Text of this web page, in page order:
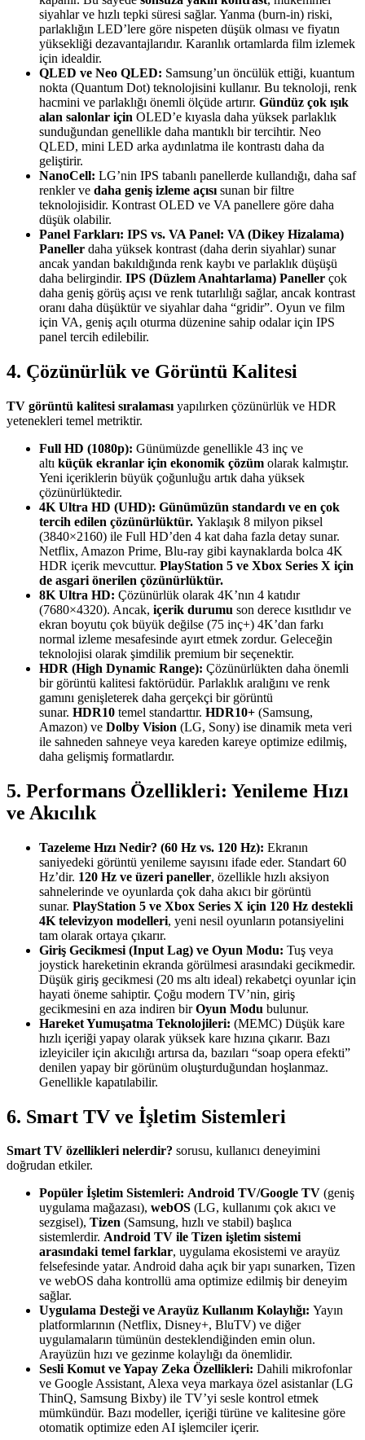
siyahlar ve hızlı tepki süresi sağlar. Yanma (burn-in) riski,
parlaklığın LED’lere göre nispeten düşük olması ve fiyatın
yüksekliği dezavantajlarıdır. Karanlık ortamlarda film izlemek
için idealdir.
QLED ve Neo QLED: Samsung’un öncülük ettiği, kuantum
nokta (Quantum Dot) teknolojisini kullanır. Bu teknoloji, renk
hacmini ve parlaklığı önemli ölçüde artırır. Gündüz çok ışık
alan salonlar için OLED’e kıyasla daha yüksek parlaklık
sunduğundan genellikle daha mantıklı bir tercihtir. Neo
QLED, mini LED arka aydınlatma ile kontrastı daha da
geliştirir.
NanoCell: LG’nin IPS tabanlı panellerde kullandığı, daha saf
renkler ve daha geniş izleme açısı sunan bir filtre
teknolojisidir. Kontrast OLED ve VA panellere göre daha
düşük olabilir.
Panel Farkları: IPS vs. VA Panel: VA (Dikey Hizalama)
Paneller daha yüksek kontrast (daha derin siyahlar) sunar
ancak yandan bakıldığında renk kaybı ve parlaklık düşüşü
daha belirgindir. IPS (Düzlem Anahtarlama) Paneller çok
daha geniş görüş açısı ve renk tutarlılığı sağlar, ancak kontrast
oranı daha düşüktür ve siyahlar daha “gridir”. Oyun ve film
için VA, geniş açılı oturma düzenine sahip odalar için IPS
panel tercih edilebilir.
4. Çözünürlük ve Görüntü Kalitesi
TV görüntü kalitesi sıralaması yapılırken çözünürlük ve HDR
yetenekleri temel metriktir.
Full HD (1080p): Günümüzde genellikle 43 inç ve
altı küçük ekranlar için ekonomik çözüm olarak kalmıştır.
Yeni içeriklerin büyük çoğunluğu artık daha yüksek
çözünürlüktedir.
4K Ultra HD (UHD): Günümüzün standardı ve en çok
tercih edilen çözünürlüktür. Yaklaşık 8 milyon piksel
(3840×2160) ile Full HD’den 4 kat daha fazla detay sunar.
Netflix, Amazon Prime, Blu-ray gibi kaynaklarda bolca 4K
HDR içerik mevcuttur. PlayStation 5 ve Xbox Series X için
de asgari önerilen çözünürlüktür.
8K Ultra HD: Çözünürlük olarak 4K’nın 4 katıdır
(7680×4320). Ancak, içerik durumu son derece kısıtlıdır ve
ekran boyutu çok büyük değilse (75 inç+) 4K’dan farkı
normal izleme mesafesinde ayırt etmek zordur. Geleceğin
teknolojisi olarak şimdilik premium bir seçenektir.
HDR (High Dynamic Range): Çözünürlükten daha önemli
bir görüntü kalitesi faktörüdür. Parlaklık aralığını ve renk
gamını genişleterek daha gerçekçi bir görüntü
sunar. HDR10 temel standarttır. HDR10+ (Samsung,
Amazon) ve Dolby Vision (LG, Sony) ise dinamik meta veri
ile sahneden sahneye veya kareden kareye optimize edilmiş,
daha gelişmiş formatlardır.
5. Performans Özellikleri: Yenileme Hızı
ve Akıcılık
Tazeleme Hızı Nedir? (60 Hz vs. 120 Hz): Ekranın
saniyedeki görüntü yenileme sayısını ifade eder. Standart 60
Hz’dir. 120 Hz ve üzeri paneller, özellikle hızlı aksiyon
sahnelerinde ve oyunlarda çok daha akıcı bir görüntü
sunar. PlayStation 5 ve Xbox Series X için 120 Hz destekli
4K televizyon modelleri, yeni nesil oyunların potansiyelini
tam olarak ortaya çıkarır.
Giriş Gecikmesi (Input Lag) ve Oyun Modu: Tuş veya
joystick hareketinin ekranda görülmesi arasındaki gecikmedir.
Düşük giriş gecikmesi (20 ms altı ideal) rekabetçi oyunlar için
hayati öneme sahiptir. Çoğu modern TV’nin, giriş
gecikmesini en aza indiren birOyun Modu bulunur.
Hareket Yumuşatma Teknolojileri: (MEMC) Düşük kare
hızlı içeriği yapay olarak yüksek kare hızına çıkarır. Bazı
izleyiciler için akıcılığı artırsa da, bazıları “soap opera efekti”
denilen yapay bir görünüm oluşturduğundan hoşlanmaz.
Genellikle kapatılabilir.
6. Smart TV ve İşletim Sistemleri
Smart TV özellikleri nelerdir? sorusu, kullanıcı deneyimini
doğrudan etkiler.
Popüler İşletim Sistemleri: Android TV/Google TV (geniş
uygulama mağazası), webOS (LG, kullanımı çok akıcı ve
sezgisel), Tizen (Samsung, hızlı ve stabil) başlıca
sistemlerdir. Android TV ile Tizen işletim sistemi
arasındaki temel farklar, uygulama ekosistemi ve arayüz
felsefesinde yatar. Android daha açık bir yapı sunarken, Tizen
ve webOS daha kontrollü ama optimize edilmiş bir deneyim
sağlar.
Uygulama Desteği ve Arayüz Kullanım Kolaylığı: Yayın
platformlarının (Netflix, Disney+, BluTV) ve diğer
uygulamaların tümünün desteklendiğinden emin olun.
Arayüzün hızı ve gezinme kolaylığı da önemlidir.
Sesli Komut ve Yapay Zeka Özellikleri: Dahili mikrofonlar
ve Google Assistant, Alexa veya markaya özel asistanlar (LG
ThinQ, Samsung Bixby) ile TV’yi sesle kontrol etmek
mümkündür. Bazı modeller, içeriği türüne ve kalitesine göre
otomatik optimize eden AI işlemciler içerir.